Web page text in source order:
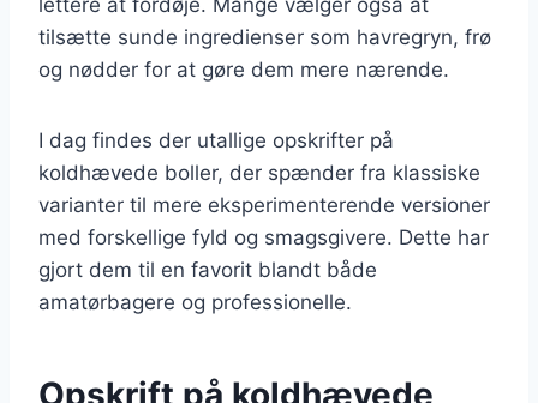
tilsætte sunde ingredienser som havregryn, frø
og nødder for at gøre dem mere nærende.
I dag findes der utallige opskrifter på
koldhævede boller, der spænder fra klassiske
varianter til mere eksperimenterende versioner
med forskellige fyld og smagsgivere. Dette har
gjort dem til en favorit blandt både
amatørbagere og professionelle.
Opskrift på koldhævede